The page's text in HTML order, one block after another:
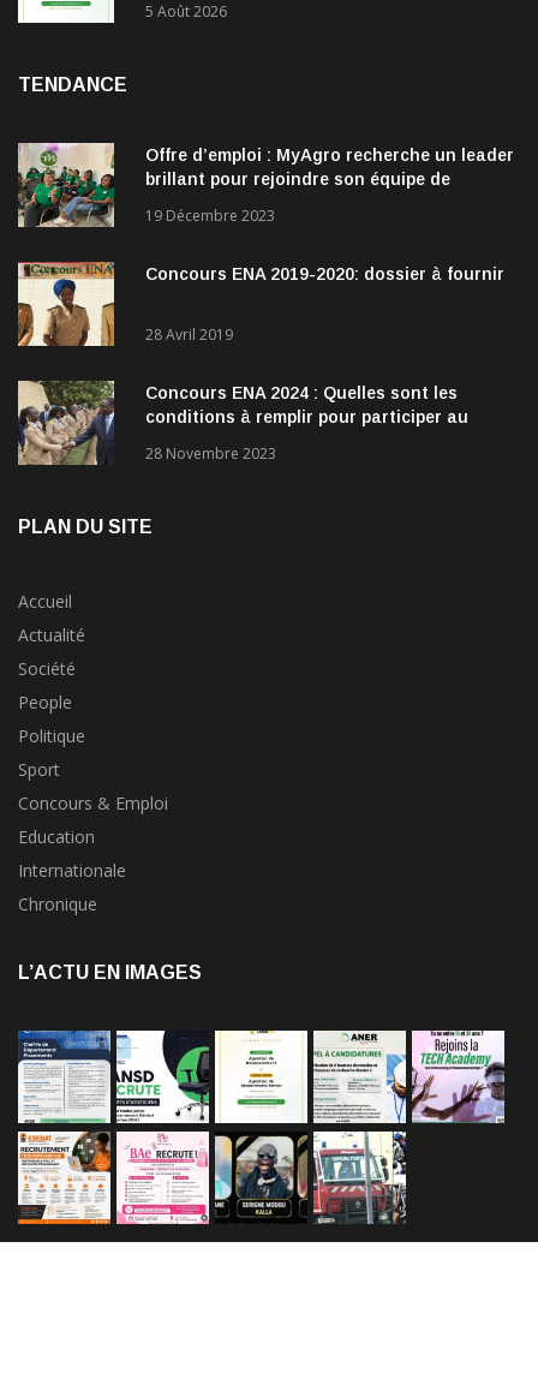
5 Août 2026
TENDANCE
Offre d’emploi : MyAgro recherche un leader
brillant pour rejoindre son équipe de
19 Décembre 2023
Concours ENA 2019-2020: dossier à fournir
28 Avril 2019
Concours ENA 2024 : Quelles sont les
conditions à remplir pour participer au
28 Novembre 2023
PLAN DU SITE
Accueil
Actualité
Société
People
Politique
Sport
Concours & Emploi
Education
Internationale
Chronique
L’ACTU EN IMAGES